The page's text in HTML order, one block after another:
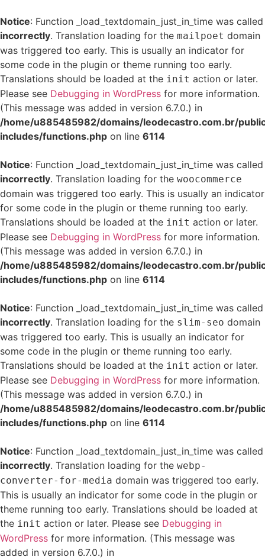
Notice: Function _load_textdomain_just_in_time was called
incorrectly. Translation loading for the mailpoet domain
was triggered too early. This is usually an indicator for
some code in the plugin or theme running too early.
Translations should be loaded at the init action or later.
Please see Debugging in WordPress for more information.
(This message was added in version 6.7.0.) in
/home/u885485982/domains/leodecastro.com.br/
includes/functions.php on line 6114
Notice: Function _load_textdomain_just_in_time was called
incorrectly. Translation loading for the woocommerce
domain was triggered too early. This is usually an indicator
for some code in the plugin or theme running too early.
Translations should be loaded at the init action or later.
Please see Debugging in WordPress for more information.
(This message was added in version 6.7.0.) in
/home/u885485982/domains/leodecastro.com.br/
includes/functions.php on line 6114
Notice: Function _load_textdomain_just_in_time was called
incorrectly. Translation loading for the slim-seo domain
was triggered too early. This is usually an indicator for
some code in the plugin or theme running too early.
Translations should be loaded at the init action or later.
Please see Debugging in WordPress for more information.
(This message was added in version 6.7.0.) in
/home/u885485982/domains/leodecastro.com.br/
includes/functions.php on line 6114
Notice: Function _load_textdomain_just_in_time was called
incorrectly. Translation loading for the webp-
converter-for-media domain was triggered too early.
This is usually an indicator for some code in the plugin or
theme running too early. Translations should be loaded at
the init action or later. Please see Debugging in
WordPress for more information. (This message was
added in version 6.7.0.) in